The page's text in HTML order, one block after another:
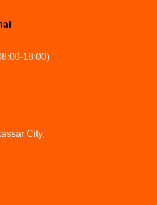
18:00)
City,